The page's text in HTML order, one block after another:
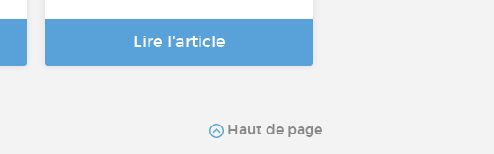
Lire l'article
Haut de page